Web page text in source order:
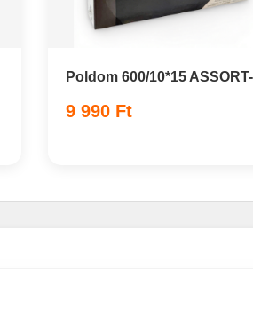
Poldom 600/10*15
9 990 Ft